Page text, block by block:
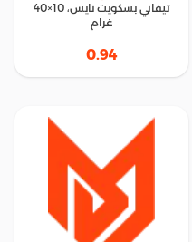
تيفاني بسكويت نايس، 10×40
غرام
0.94